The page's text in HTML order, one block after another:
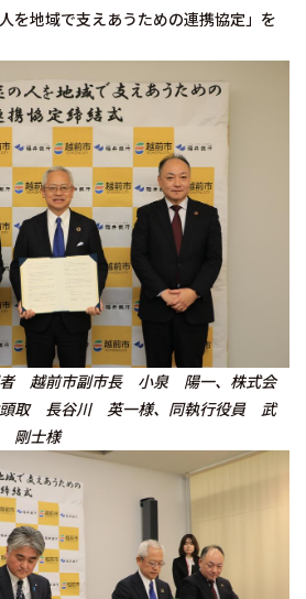
を地域で支えあうための連携協定」を
者 越前市副市長 小泉 陽一、株式会
取 長谷川 英一様、同執行役員 武
剛士様